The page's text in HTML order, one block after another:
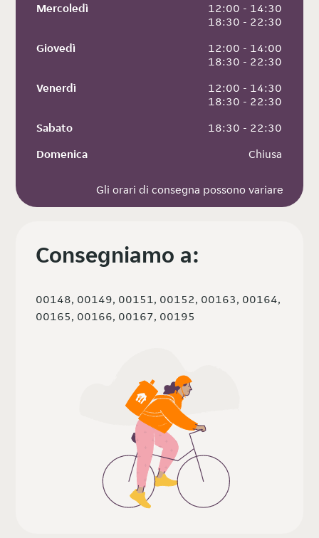
Mercoledì
12:00 - 14:30
18:30 - 22:30
Giovedì
12:00 - 14:00
18:30 - 22:30
Venerdì
12:00 - 14:30
18:30 - 22:30
Sabato
18:30 - 22:30
Domenica
Chiusa
Gli orari di consegna possono variare
Consegniamo a:
00148, 00149, 00151, 00152, 00163, 00164,
00165, 00166, 00167, 00195